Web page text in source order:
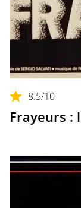
8.5/10
Frayeurs :